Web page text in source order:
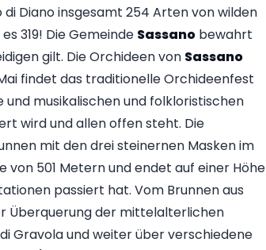
Diano insgesamt 254 Arten von wilden
319! Die Gemeinde Sassanobewahrt
gilt. Die Orchideen von Sassano
findet das traditionelle Orchideenfest
musikalischen und folkloristischen
wird und allen offen steht. Die
mit den drei steinernen Masken im
von 501 Metern und endet auf einer Höhe
passiert hat. Vom Brunnen aus
Überquerung der mittelalterlichen
Gravola und weiter über verschiedene